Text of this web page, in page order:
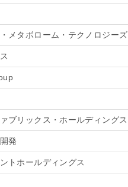
メタボローム・テクノロジーズ
ブリックス・ホールディングス
発
トホールディングス